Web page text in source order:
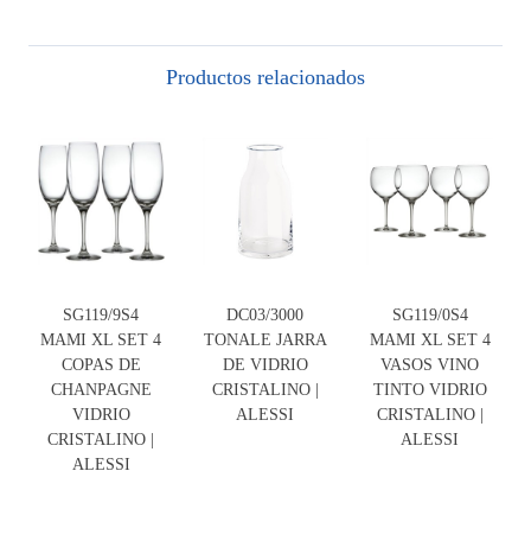
Productos relacionados
SG119/9S4
MAMI XL SET 4
COPAS DE
CHANPAGNE
VIDRIO
CRISTALINO |
ALESSI
DC03/3000
TONALE JARRA
DE VIDRIO
CRISTALINO |
ALESSI
SG119/0S4
MAMI XL SET 4
VASOS VINO
TINTO VIDRIO
CRISTALINO |
ALESSI